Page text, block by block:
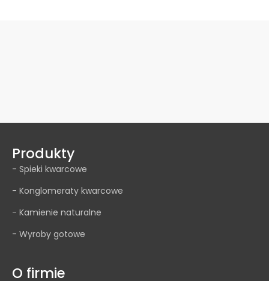
Produkty
- Spieki kwarcowe
- Konglomeraty kwarcowe
- Kamienie naturalne
- Wyroby gotowe
O firmie